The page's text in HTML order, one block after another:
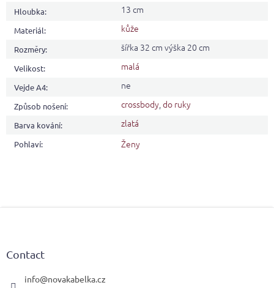
Hloubka: 13 cm
Materiál: kůže
Rozměry: šířka 32 cm výška 20 cm
Velikost: malá
Vejde A4: ne
Způsob nošení: crossbody,do ruky
Barva kování: zlatá
Pohlaví: Ženy
Contact
info@novakabelka.cz